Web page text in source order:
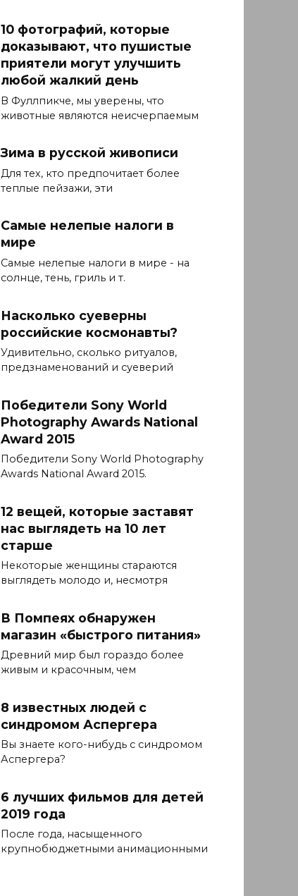
10 фотографий, которые
доказывают, что пушистые
приятели могут улучшить
любой жалкий день
В Фуллпикче, мы уверены, что
животные являются неисчерпаемым
Зима в русской живописи
Для тех, кто предпочитает более
теплые пейзажи, эти
Самые нелепые налоги в
мире
Самые нелепые налоги в мире - на
солнце, тень, гриль и т.
Насколько суеверны
российские космонавты?
Удивительно, сколько ритуалов,
предзнаменований и суеверий
Победители Sony World
Photography Awards National
Award 2015
Победители Sony World Photography
Awards National Award 2015.
12 вещей, которые заставят
нас выглядеть на 10 лет
старше
Некоторые женщины стараются
выглядеть молодо и, несмотря
В Помпеях обнаружен
магазин «быстрого питания»
Древний мир был гораздо более
живым и красочным, чем
8 известных людей с
синдромом Аспергера
Вы знаете кого-нибудь с синдромом
Аспергера?
6 лучших фильмов для детей
2019 года
После года, насыщенного
крупнобюджетными анимационными